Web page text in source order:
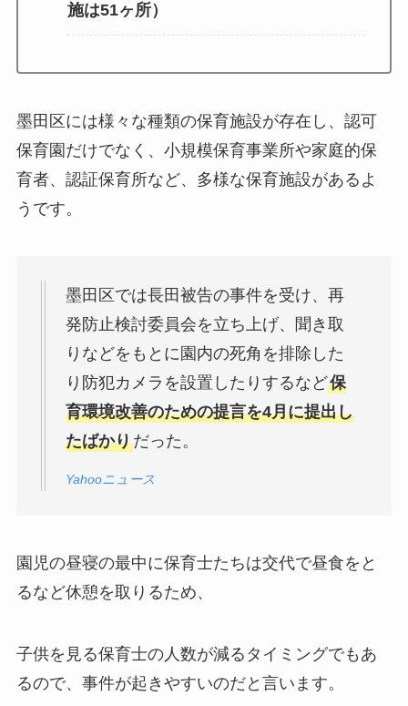
施は51ヶ所）
墨田区には様々な種類の保育施設が存在し、認可
保育園だけでなく、小規模保育事業所や家庭的保
育者、認証保育所など、多様な保育施設があるよ
うです。
墨田区では長田被告の事件を受け、再
発防止検討委員会を立ち上げ、聞き取
りなどをもとに園内の死角を排除した
り防犯カメラを設置したりするなど保
育環境改善のための提言を4月に提出し
たばかりだった。
Yahooニュース
園児の昼寝の最中に保育士たちは交代で昼食をと
るなど休憩を取りるため、
子供を見る保育士の人数が減るタイミングでもあ
るので、事件が起きやすいのだと言います。